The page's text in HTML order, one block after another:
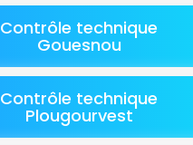
Contrôle technique
Gouesnou
Contrôle technique
Plougourvest